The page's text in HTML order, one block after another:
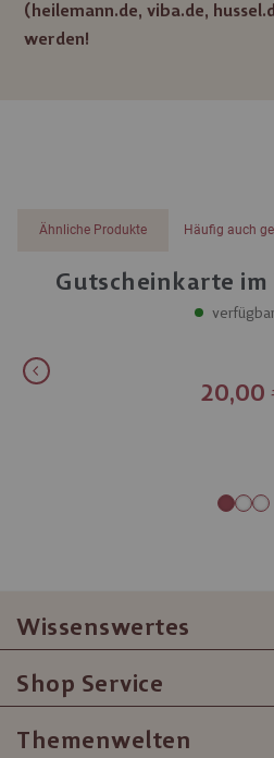
(heilemann.de, viba.de,
werden!
Ähnliche Produkte Häufig auch
Gutscheinkarte
verfügbar
20,00
Wissenswertes
Shop Service
Themenwelten